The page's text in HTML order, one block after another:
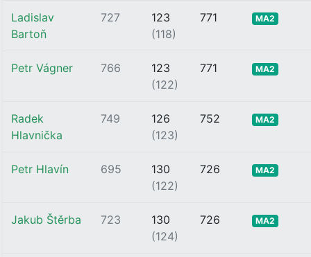
Ladislav
Bartoň
727
123
(118)
771 MA2
Petr Vágner 766
123
(122)
771 MA2
Radek
Hlavnička
749
126
(123)
752 MA2
Petr Hlavín 695
130
(122)
726 MA2
Jakub Štěrba 723
130
(124)
726 MA2